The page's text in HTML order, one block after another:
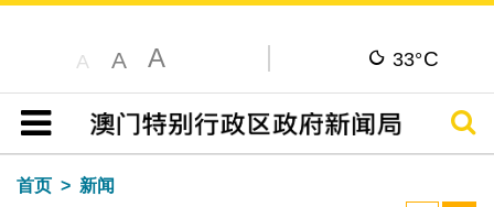
A A A 33°C
目录
搜寻
首页
新闻